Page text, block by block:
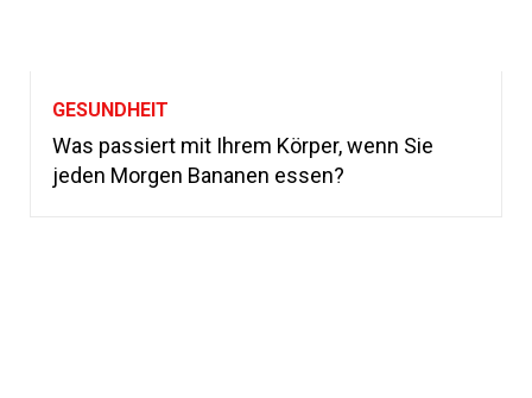
GESUNDHEIT
Was passiert mit Ihrem Körper, wenn Sie
jeden Morgen Bananen essen?